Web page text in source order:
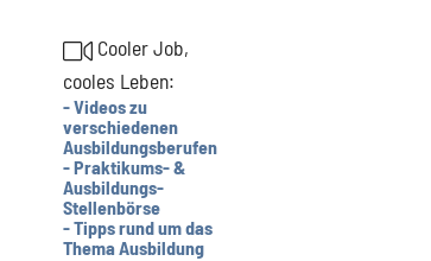
Cooler Job,
cooles Leben:
- Videos zu
verschiedenen
Ausbildungsberufen
- Praktikums- &
Ausbildungs-
Stellenbörse
- Tipps rund um das
Thema Ausbildung